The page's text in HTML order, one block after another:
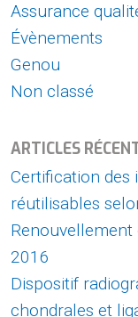
Assurance
Évènements
Genou
Non classé
ARTICLES
Certification
réutilisables
2016
Dispositif
chondrales et